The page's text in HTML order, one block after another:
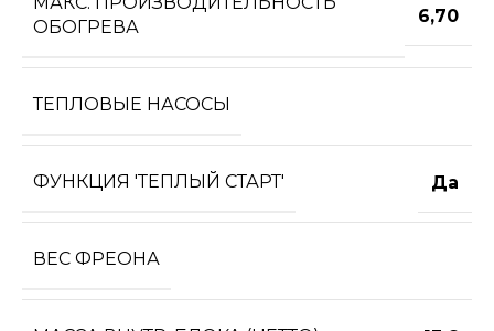
ОБОГРЕВА
6,70
ТЕПЛОВЫЕ НАСОСЫ
ФУНКЦИЯ 'ТЕПЛЫЙ СТАРТ' Да
ВЕС ФРЕОНА